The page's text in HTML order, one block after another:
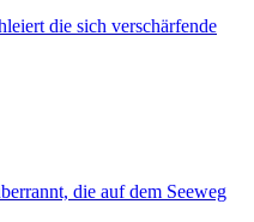
die sich verschärfende
die auf dem Seeweg